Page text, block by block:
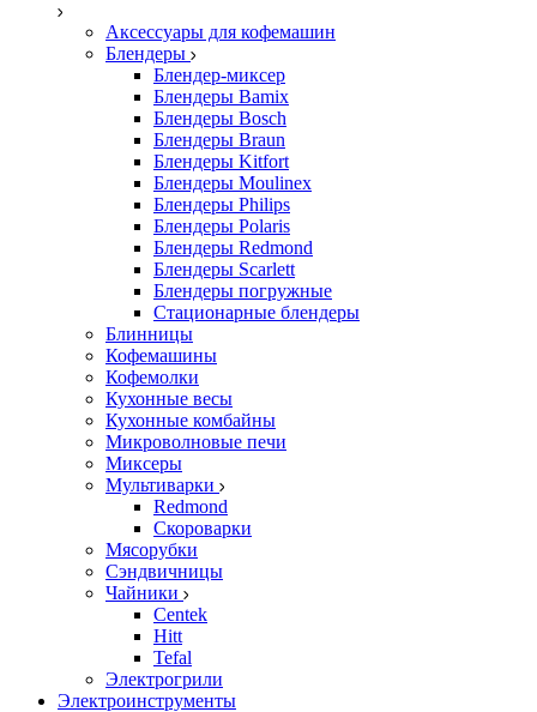
Аксессуары для кофемашин
Блендеры
Блендер-миксер
Блендеры Bamix
Блендеры Bosch
Блендеры Braun
Блендеры Kitfort
Блендеры Moulinex
Блендеры Philips
Блендеры Polaris
Блендеры Redmond
Блендеры Scarlett
Блендеры погружные
Стационарные блендеры
Блинницы
Кофемашины
Кофемолки
Кухонные весы
Кухонные комбайны
Микроволновые печи
Миксеры
Мультиварки
Redmond
Скороварки
Мясорубки
Сэндвичницы
Чайники
Centek
Hitt
Tefal
Электрогрили
Электроинструменты